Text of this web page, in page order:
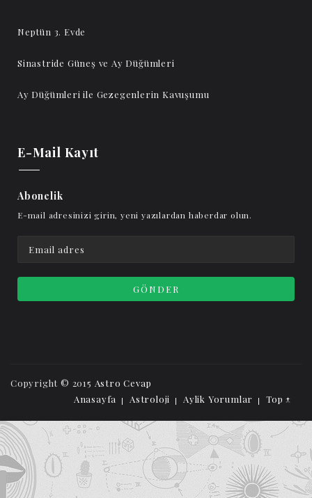
Neptün 3. Evde
Sinastride Güneş ve Ay Düğümleri
Ay Düğümleri ile Gezegenlerin Kavuşumu
E-Mail Kayıt
Abonelik
E-mail adresinizi girin, yeni yazılardan haberdar olun.
Copyright © 2015 Astro Cevap
Anasayfa
Astroloji Aylik Yorumlar Top ↑